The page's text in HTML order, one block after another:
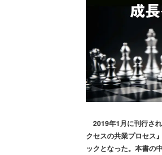
2019年1月に刊行さ
クセスの共業プロセス
ックとなった。本書の